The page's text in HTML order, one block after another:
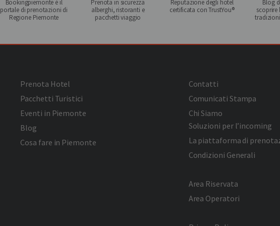
Bookingpiemonte è il
portale di prenotazioni di
Regione Piemonte
Prenota in sicurezza
alberghi, ristoranti e
pacchetti viaggio
Reputazione degli hotel
certificata con TrustYou®
Blog
Prenota Hotel
Pacchetti Turistici
Eventi in Piemonte
Blog
Cosa fare in Piemonte
Contatti
Comunicati Stampa
Chi Siamo
Soluzioni per l’incoming
La piattaforma di
Condizioni Generali
Area Riservata
Area Operatori